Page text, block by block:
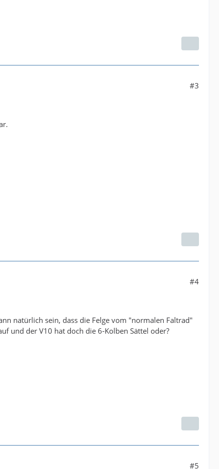
#3
#4
natürlich sein, dass die Felge vom "normalen Faltrad"
und der V10 hat doch die 6-Kolben Sättel oder?
#5